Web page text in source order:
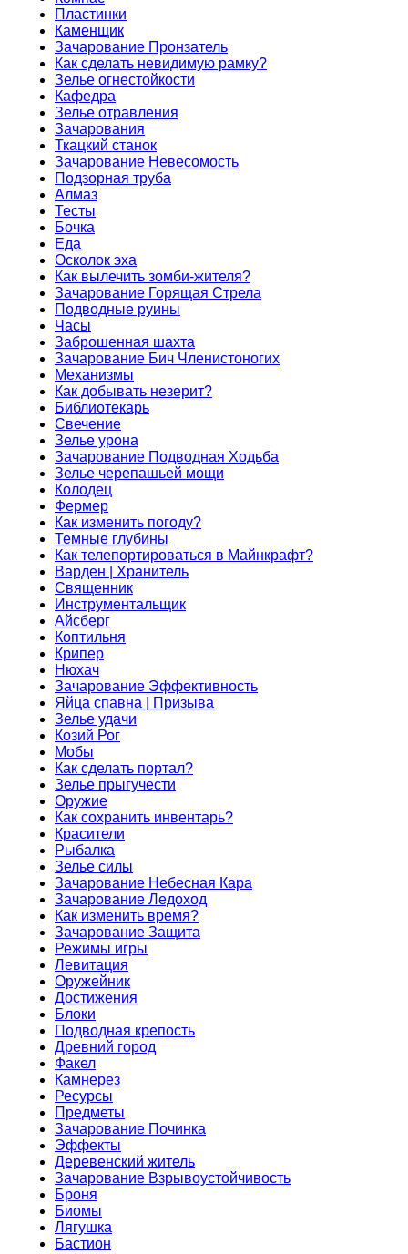
Пластинки
Каменщик
Зачарование Пронзатель
Как сделать невидимую рамку?
Зелье огнестойкости
Кафедра
Зелье отравления
Зачарования
Ткацкий станок
Зачарование Невесомость
Подзорная труба
Алмаз
Тесты
Бочка
Еда
Осколок эха
Как вылечить зомби-жителя?
Зачарование Горящая Стрела
Подводные руины
Часы
Заброшенная шахта
Зачарование Бич Членистоногих
Механизмы
Как добывать незерит?
Библиотекарь
Свечение
Зелье урона
Зачарование Подводная Ходьба
Зелье черепашьей мощи
Колодец
Фермер
Как изменить погоду?
Темные глубины
Как телепортироваться в Майнкрафт?
Варден | Хранитель
Священник
Инструментальщик
Айсберг
Коптильня
Крипер
Нюхач
Зачарование Эффективность
Яйца спавна | Призыва
Зелье удачи
Козий Рог
Мобы
Как сделать портал?
Зелье прыгучести
Оружие
Как сохранить инвентарь?
Красители
Рыбалка
Зелье силы
Зачарование Небесная Кара
Зачарование Ледоход
Как изменить время?
Зачарование Защита
Режимы игры
Левитация
Оружейник
Достижения
Блоки
Подводная крепость
Древний город
Факел
Камнерез
Ресурсы
Предметы
Зачарование Починка
Эффекты
Деревенский житель
Зачарование Взрывоустойчивость
Броня
Биомы
Лягушка
Бастион